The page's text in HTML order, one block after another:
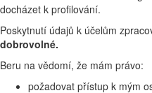
docházet k profilování.
Poskytnutí údajů k účelům
dobrovolné.
Beru na vědomí, že mám právo:
požadovat přístup k mým